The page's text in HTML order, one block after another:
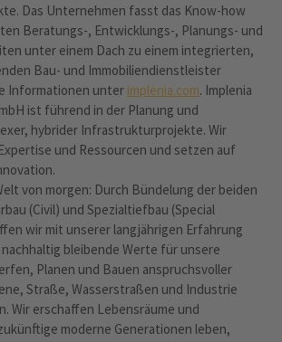
Das Unternehmen fasst das Know-how
Beratungs-, Entwicklungs-, Planungs- und
unter einem Dach zu einem integrierten,
Bau- und Immobiliendienstleister
Informationen unter implenia.com. Implenia
ist führend in der Planung und
hybrider Infrastrukturprojekte. Wir
und Ressourcen und setzen auf
von morgen: Durch Bündelung der beiden
(Civil) und Spezialtiefbau (Special
wir mit unserer langjährigen Erfahrung
bleibende Werte für unsere
Planen und Bauen anspruchsvoller
Straße, Wasserstraßen und Industrie
Wir erschaffen Lebensräume und
moderne Generationen leben,